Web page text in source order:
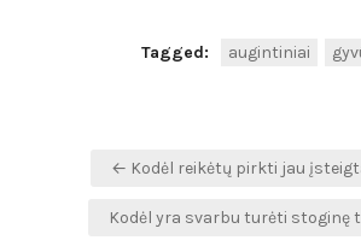
Tagged: augintiniai
Navigacija
įrašų
← Kodėl reikėtų pirkti jau
Kodėl yra svarbu turėti stoginę